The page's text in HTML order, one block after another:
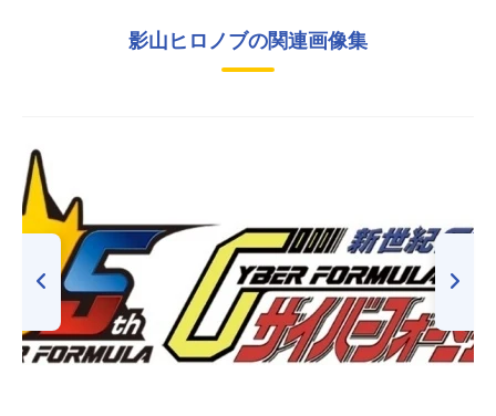
影山ヒロノブの関連画像集